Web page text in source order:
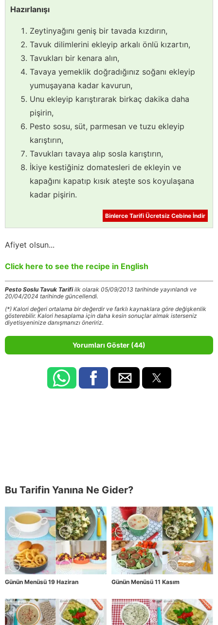
Hazırlanışı
Zeytinyağını geniş bir tavada kızdırın,
Tavuk dilimlerini ekleyip arkalı önlü kızartın,
Tavukları bir kenara alın,
Tavaya yemeklik doğradığınız soğanı ekleyip
yumuşayana kadar kavurun,
Unu ekleyip karıştırarak birkaç dakika daha
pişirin,
Pesto sosu, süt, parmesan ve tuzu ekleyip
karıştırın,
Tavukları tavaya alıp sosla karıştırın,
İkiye kestiğiniz domatesleri de ekleyin ve
kapağını kapatıp kısık ateşte sos koyulaşana
kadar pişirin.
Binlerce Tarifi Ücretsiz Cebine İndir
Afiyet olsun...
Click here to see the recipe in English
Pesto Soslu Tavuk Tarifiilk olarak 05/09/2013 tarihinde yayınlandı ve
20/04/2024 tarihinde güncellendi.
(*) Kalori değeri ortalama bir değerdir ve farklı kaynaklara göre değişkenlik
gösterebilir. Kalori hesaplama için daha kesin sonuçlar almak isterseniz
diyetisyeninize danışmanızı öneririz.
Yorumları Göster (44)
Bu Tarifin Yanına Ne Gider?
Günün Menüsü 19 Haziran Günün Menüsü 11 Kasım